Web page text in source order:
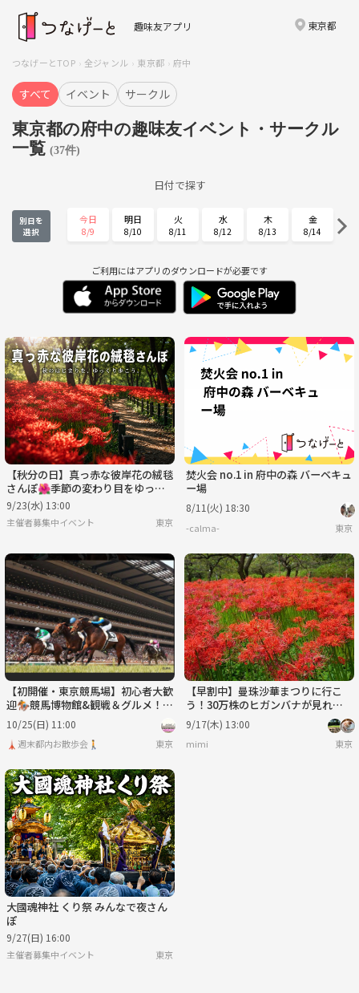
趣味友アプリ 東京都
つなげーとTOP 全ジャンル 東京都 府中
すべて イベント サークル
東京都の府中の趣味友イベント・サークル
一覧 (37件)
日付で探す
別日を
選択
今日
8/9
明日
8/10
火
8/11
水
8/12
木
8/13
金
8/14
8/15 8/16 8/17 8/18 8/19
金
8/21
土
8/22
月
8/24
火
8/25
8/27 8/28 8/29 8/30 8/31 9/1
水
9/2
木
9/3
金
9/4
土
9/5
日
9/6
ご利用にはアプリのダウンロードが必要です
【秋分の日】真っ赤な彼岸花の絨毯
さんぽ🌺季節の変わり目をゆっく
り歩く
9/23(水) 13:00
主催者募集中イベント 東京
焚火会 no.1 in 府中の森 バーベキュ
ー場
8/11(火) 18:30
-calma- 東京
【初開催・東京競馬場】初心者大歓
迎🏇競馬博物館&観戦＆グルメ！競
馬場を楽しもう🐎
10/25(日) 11:00
🗼週末都内お散歩会🚶 東京
【早割中】曼珠沙華まつりに行こ
う！30万株のヒガンバナが見れち
ゃいます🎀🎀🎀
9/17(木) 13:00
mimi 東京
大國魂神社 くり祭 みんなで夜さん
ぽ
9/27(日) 16:00
主催者募集中イベント 東京